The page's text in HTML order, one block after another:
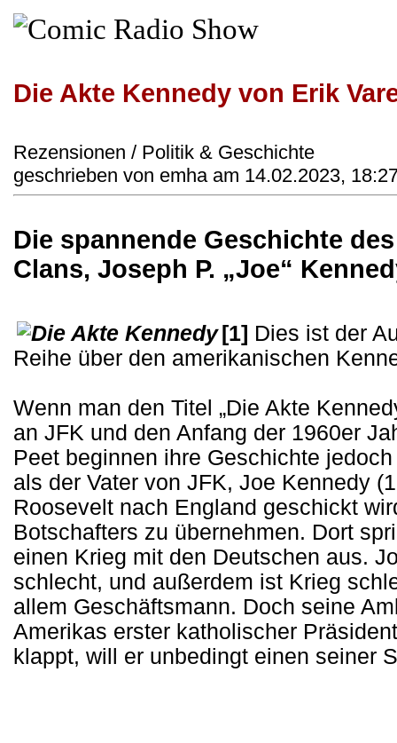
Die Akte Kennedy von Erik
Rezensionen / Politik & Geschichte
geschrieben von emha am 14.02.2023,
Die spannende Geschichte
Clans, Joseph P. „Joe“
[1] Dies ist der
Reihe über den amerikanischen
Wenn man den Titel „Die Akte
an JFK und den Anfang der 1960er
Peet beginnen ihre Geschichte
als der Vater von JFK, Joe Kennedy
Roosevelt nach England geschickt
Botschafters zu übernehmen. Dort
einen Krieg mit den Deutschen aus.
schlecht, und außerdem ist Krieg
allem Geschäftsmann. Doch seine
Amerikas erster katholischer
klappt, will er unbedingt einen seiner